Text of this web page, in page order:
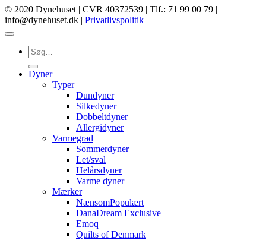
© 2020 Dynehuset | CVR 40372539 | Tlf.: 71 99 00 79 |
info@dynehuset.dk | Privatlivspolitik
Søg
efter:
Dyner
Typer
Dundyner
Silkedyner
Dobbeltdyner
Allergidyner
Varmegrad
Sommerdyner
Let/sval
Helårsdyner
Varme dyner
Mærker
Nænsom
DanaDream Exclusive
Emoq
Quilts of Denmark